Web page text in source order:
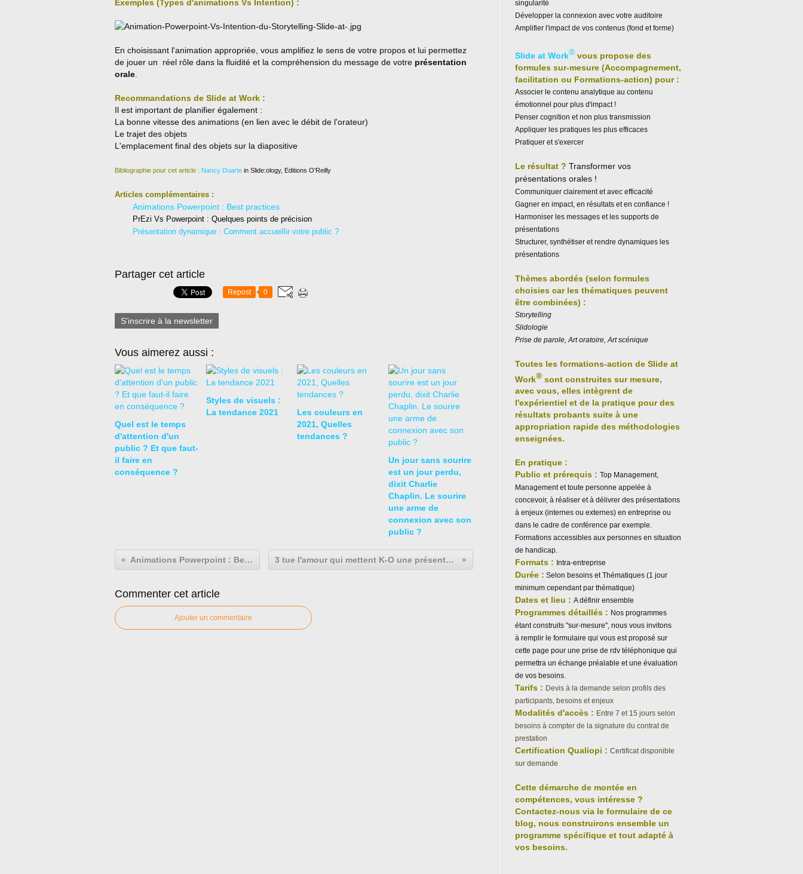
Exemples (Types d'animations Vs Intention) :
En choisissant l'animation appropriée, vous amplifiez le sens de votre propos et lui permettez
de jouer un réel rôle dans la fluidité et la compréhension du message de votre présentation
orale
Recommandations de Slide at Work :
Il est important de planifier également :
La bonne vitesse des animations (en lien avec le débit de l'orateur)
Le trajet des objets
L'emplacement final des objets sur la diapositive
Bibliographie pour cet article : Nancy Duarte in Slide:ology, Editions O'Reilly
Articles complémentaires :
Animations Powerpoint : Best practices
PrEzi Vs Powerpoint : Quelques points de précision
Présentation dynamique : Comment accueillir votre public ?
Partager cet article
Repost 0
S'inscrire à la newsletter
Vous aimerez aussi :
Quel est le temps
d'attention d'un
public ? Et que faut-
il faire en
conséquence ?
Styles de visuels :
La tendance 2021
Les couleurs en
2021, Quelles
tendances ?
Un jour sans sourire
est un jour perdu,
dixit Charlie
Chaplin. Le sourire
une arme de
connexion avec son
public ?
Animations Powerpoint : Best practices ! 3 tue l'amour qui mettent K-O une présentation Powerpoint !
Commenter cet article
Ajouter un commentaire
singularité
Développer la connexion avec votre auditoire
Amplifier l'impact de vos contenus (fond et forme)
Slide at Work® vous propose des
formules sur-mesure (Accompagnement,
facilitation ou Formations-action) pour :
Associer le contenu analytique au contenu
émotionnel pour plus d'impact !
Penser cognition et non plus transmission
Appliquer les pratiques les plus efficaces
Pratiquer et s'exercer
Le résultat ? Transformer vos
présentations orales !
Communiquer clairement et avec efficacité
Gagner en impact, en résultats et en confiance !
Harmoniser les messages et les supports de
présentations
Structurer, synthétiser et rendre dynamiques les
présentations
Thèmes abordés (selon formules
choisies car les thématiques peuvent
être combinées) :
Storytelling
Slidologie
Prise de parole, Art oratoire, Art scénique
Toutes les formations-action de Slide at
Work® sont construites sur mesure,
avec vous, elles intègrent de
l'expérientiel et de la pratique pour des
résultats probants suite à une
appropriation rapide des méthodologies
enseignées.
En pratique :
Public et prérequis : Top Management,
Management et toute personne appelée à
concevoir, à réaliser et à délivrer des présentations
à enjeux (internes ou externes) en entreprise ou
dans le cadre de conférence par exemple.
Formations accessibles aux personnes en situation
de handicap.
Formats : Intra-entreprise
Durée : Selon besoins et Thématiques (1 jour
minimum cependant par thématique)
Dates et lieu : A définir ensemble
Programmes détaillés : Nos programmes
étant construits "sur-mesure", nous vous invitons
à remplir le formulaire qui vous est proposé sur
cette page pour une prise de rdv téléphonique qui
permettra un échange préalable et une évaluation
de vos besoins.
Tarifs : Devis à la demande selon profils des
participants, besoins et enjeux
Modalités d'accès : Entre 7 et 15 jours selon
besoins à compter de la signature du contrat de
prestation
Certification Qualiopi : Certificat disponible
sur demande
Cette démarche de montée en
compétences, vous intéresse ?
Contactez-nous via le formulaire de ce
blog, nous construirons ensemble un
programme spécifique et tout adapté à
vos besoins.